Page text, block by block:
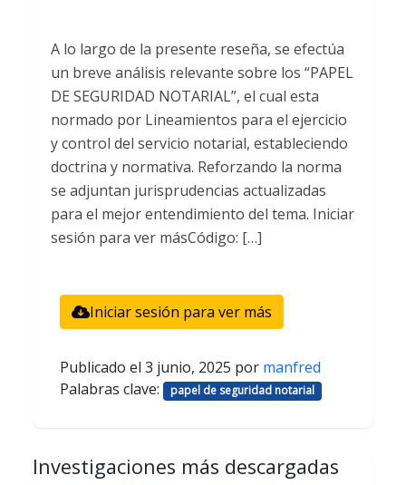
A lo largo de la presente reseña, se efectúa
un breve análisis relevante sobre los “PAPEL
DE SEGURIDAD NOTARIAL”, el cual esta
normado por Lineamientos para el ejercicio
y control del servicio notarial, estableciendo
doctrina y normativa. Reforzando la norma
se adjuntan jurisprudencias actualizadas
para el mejor entendimiento del tema. Iniciar
sesión para ver másCódigo: […]
Iniciar sesión para ver más
Publicado el 3 junio, 2025 por manfred
Palabras clave:
papel de seguridad notarial
Investigaciones más descargadas